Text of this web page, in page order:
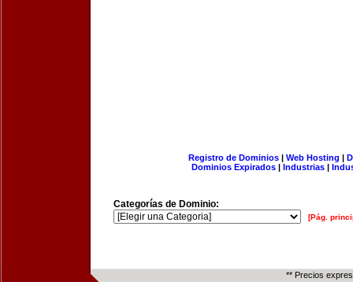
Registro de Dominios| Web Hosting |
Dominios Expirados | Industrias |
Categorías de Dominio:
[Pág.
** Precios